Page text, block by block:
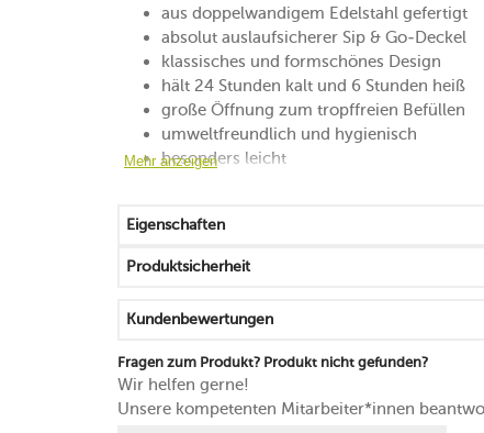
aus doppelwandigem Edelstahl gefertigt
absolut auslaufsicherer Sip & Go-Deckel
klassisches und formschönes Design
hält 24 Stunden kalt und 6 Stunden heiß
große Öffnung zum tropffreien Befüllen
umweltfreundlich und hygienisch
besonders leicht
12,5 cm hoch
BPA-frei
Mehr anzeigen
Eigenschaften
Produktsicherheit
Kundenbewertungen
Fragen zum Produkt? Produkt nicht gefunden?
Wir helfen gerne!
Unsere kompetenten Mitarbeiter*innen